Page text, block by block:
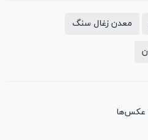
معدن زغال سنگ
عکس‌ها